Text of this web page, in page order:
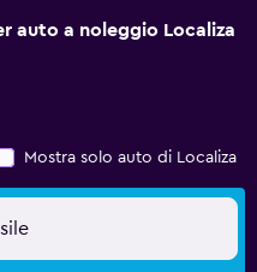
auto a noleggio Localiza
Mostra solo auto di Localiza